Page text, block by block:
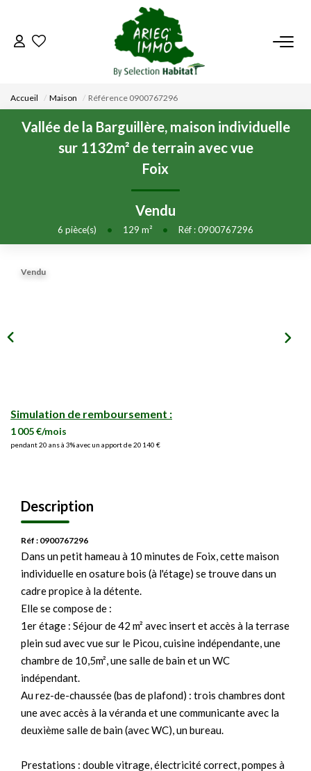
ACCUEIL
NOS BIENS
VENDRE UN BIEN
DÉPOSEZ VOTRE RECHERCHE
NOUS REJOINDRE
Accueil Maison Référence 0900767296
Vallée de la Barguillère, maison individuelle
sur 1132m² de terrain avec vue
Foix
Vendu
6 pièce(s) • 129 m² • Réf : 0900767296
Vendu
Simulation de remboursement :
1 005 €/mois
pendant 20 ans à 3% avec un apport de 20 140 €
Description
Réf : 0900767296
Dans un petit hameau à 10 minutes de Foix, cette maison
individuelle en osature bois (à l'étage) se trouve dans un
cadre propice à la détente.
Elle se compose de :
1er étage : Séjour de 42 m² avec insert et accès à la terrase
plein sud avec vue sur le Picou, cuisine indépendante, une
chambre de 10,5m², une salle de bain et un WC
indépendant.
Au rez-de-chaussée (bas de plafond) : trois chambres dont
une avec accès à la véranda et une communicante avec la
deuxième salle de bain (avec WC), un bureau.
Prestations : double vitrage, électricité correct, pompes à